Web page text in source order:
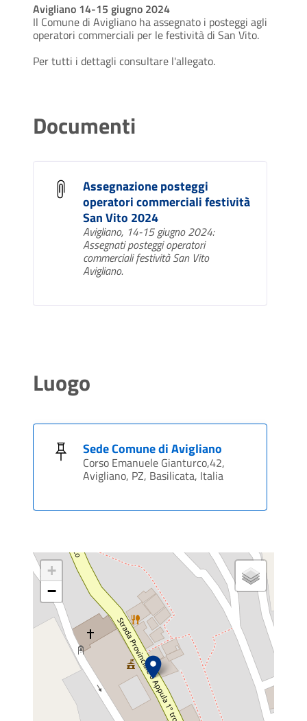
Avigliano 14-15 giugno 2024
Il Comune di Avigliano ha assegnato i posteggi agli
operatori commerciali per le festività di San Vito.
Per tutti i dettagli consultare l'allegato.
Documenti
Assegnazione posteggi
operatori commerciali festività
San Vito 2024
Avigliano, 14-15 giugno 2024:
Assegnati posteggi operatori
commerciali festività San Vito
Avigliano.
Luogo
Sede Comune di Avigliano
Corso Emanuele Gianturco,42,
Avigliano, PZ, Basilicata, Italia
+
−